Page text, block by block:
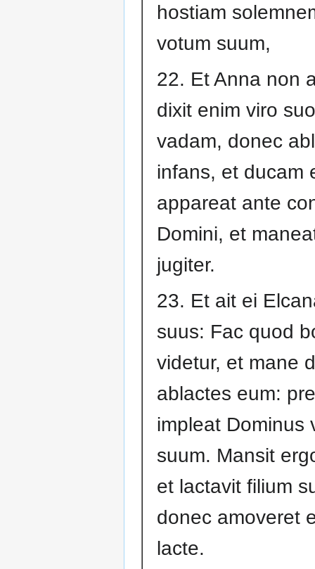
hostiam
votum suum,
22. Et Anna non
dixit enim viro
vadam, donec
infans, et ducam
appareat ante
Domini, et
jugiter.
23. Et ait ei
suus: Fac quod
videtur, et mane
ablactes eum:
impleat Dominus
suum. Mansit
et lactavit filium
donec amoveret
lacte.